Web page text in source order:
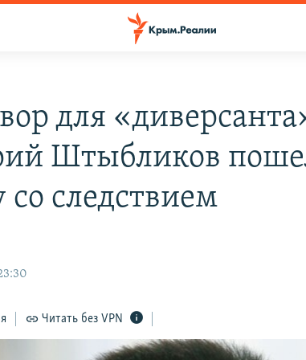
для
Штыбликов
со следствием
Читать без VPN